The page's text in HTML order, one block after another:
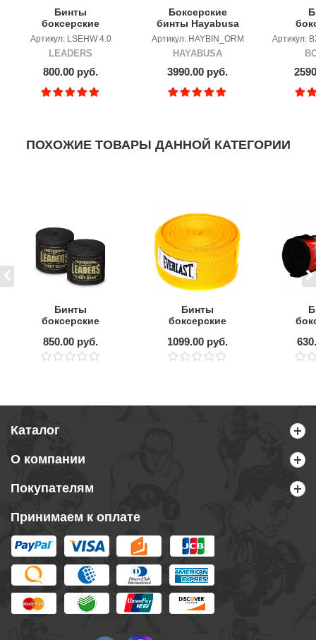
Бинты
боксерские
LEADERS Semi
elastic 50/50 4.0m
Артикул: LSEHW 4.0
LEADERS
800.00 руб.
Боксерские
бинты Hayabusa
4.5 Orange Maze
Артикул: HAYBIN_ORM
HAYABUSA
3990.00 руб.
Артикул:
ПОХОЖИЕ ТОВАРЫ ДАННОЙ КАТЕГОРИИ
Бинты
боксерские
elastic 50/50 4.5m
850.00 руб.
Бинты
боксерские
1099.00 руб.
Каталог
О компании
Покупателям
Принимаем к оплате